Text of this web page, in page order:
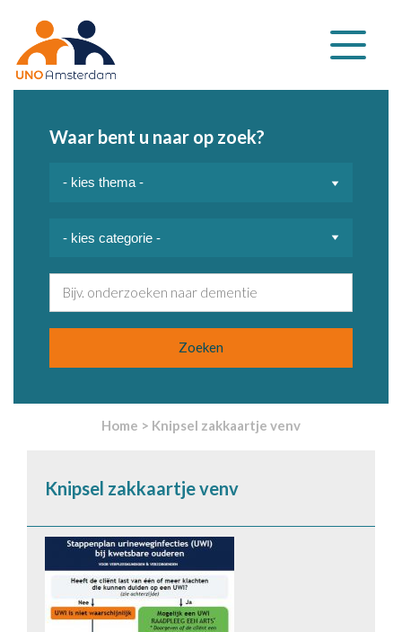
Klap
navigatie
Waar bent u naar op zoek?
Home > Knipsel zakkaartje venv
Knipsel zakkaartje venv